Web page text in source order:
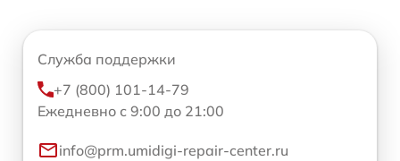
Служба поддержки
+7 (800) 101-14-79
Ежедневно с 9:00 до 21:00
info@prm.umidigi-repair-center.ru